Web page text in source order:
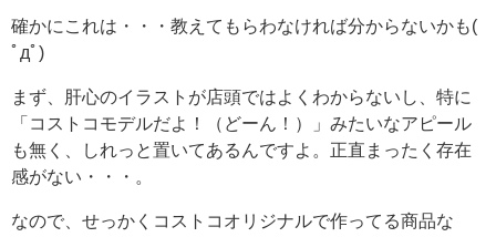
確かにこれは・・・教えてもらわなければ分からないかも(
ﾟдﾟ)
まず、肝心のイラストが店頭ではよくわからないし、特に
「コストコモデルだよ！（どーん！）」みたいなアピール
も無く、しれっと置いてあるんですよ。正直まったく存在
感がない・・・。
なので、せっかくコストコオリジナルで作ってる商品な